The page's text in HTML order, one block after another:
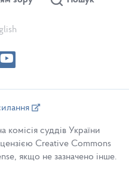
комісія суддів України
Creative Commons
якщо не зазначено інше.